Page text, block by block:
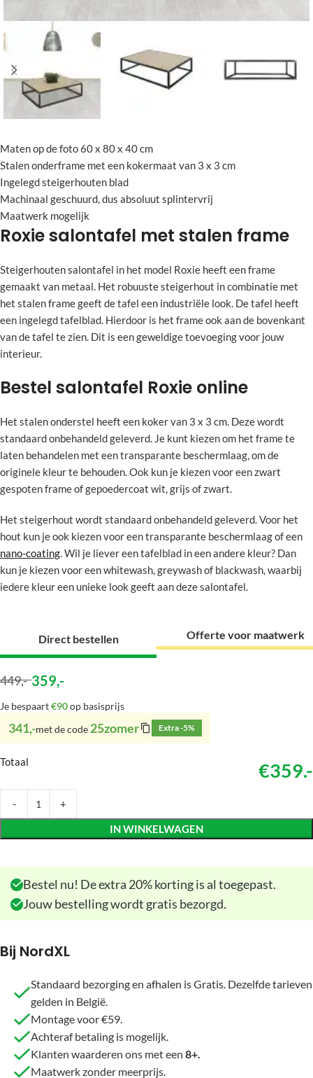
Maten op de foto 60 x 80 x 40 cm
Stalen onderframe met een kokermaat van 3 x 3 cm
Ingelegd steigerhouten blad
Machinaal geschuurd, dus absoluut splintervrij
Maatwerk mogelijk
Roxie salontafel met stalen frame
Steigerhouten salontafel in het model Roxie heeft een frame
gemaakt van metaal. Het robuuste steigerhout in combinatie met
het stalen frame geeft de tafel een industriële look. De tafel heeft
een ingelegd tafelblad. Hierdoor is het frame ook aan de bovenkant
van de tafel te zien. Dit is een geweldige toevoeging voor jouw
interieur.
Bestel salontafel Roxie online
Het stalen onderstel heeft een koker van 3 x 3 cm. Deze wordt
standaard onbehandeld geleverd. Je kunt kiezen om het frame te
laten behandelen met een transparante beschermlaag, om de
originele kleur te behouden. Ook kun je kiezen voor een zwart
gespoten frame of gepoedercoat wit, grijs of zwart.
Het steigerhout wordt standaard onbehandeld geleverd. Voor het
hout kun je ook kiezen voor een transparante beschermlaag of een
nano-coating. Wil je liever een tafelblad in een andere kleur? Dan
kun je kiezen voor een whitewash, greywash of blackwash, waarbij
iedere kleur een unieke look geeft aan deze salontafel.
Direct bestellen Offerte voor maatwerk
449,- 359,-
Je bespaart€90op basisprijs
341,-met de code 25zomer Extra -5%
Totaal €359.-
IN WINKELWAGEN
Bestel nu! De extra 20% korting is al toegepast.
Jouw bestelling wordt gratis bezorgd.
Bij NordXL
Standaard bezorging en afhalen is Gratis. Dezelfde tarieven
gelden in België.
Montage voor €59.
Achteraf betaling is mogelijk.
Klanten waarderen ons met een 8+.
Maatwerk zonder meerprijs.